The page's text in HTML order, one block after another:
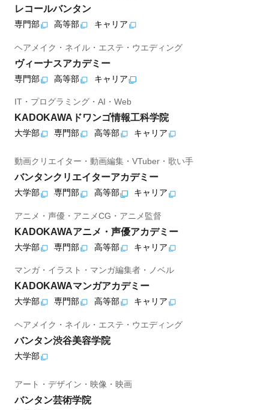
レコールバンタン
専門部 高等部 キャリア
ヘアメイク・ネイル・エステ・ウエディング
ヴィーナスアカデミー
専門部 高等部 キャリア
IT・プログラミング・AI・Web
KADOKAWAドワンゴ情報工科学院
大学部 専門部 高等部 キャリア
動画クリエイター・動画編集・VTuber・歌い手
バンタンクリエイターアカデミー
大学部 専門部 高等部 キャリア
アニメ・声優・アニメCG・アニメ監督
KADOKAWAアニメ・声優アカデミー
大学部 専門部 高等部 キャリア
マンガ・イラスト・マンガ編集者・ノベル
KADOKAWAマンガアカデミー
大学部 専門部 高等部 キャリア
ヘアメイク・ネイル・エステ・ウエディング
バンタン渋谷美容学院
大学部
アート・デザイン・映像・映画
バンタン芸術学院